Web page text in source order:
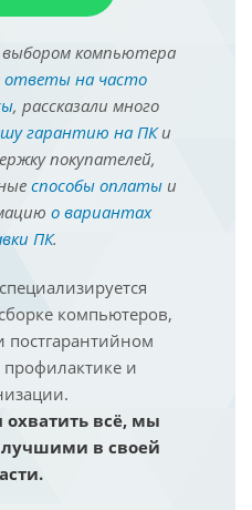
компьютера
ответы на часто
, рассказали много
гарантию на ПКи
покупателей,
способы оплатыи
о вариантах
ПК.
компьютеров,
постгарантийном
и
всё, мы
в своей